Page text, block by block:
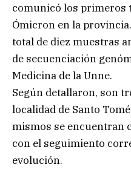
comunicó los primeros
Ómicron en la
total de diez muestras
de secuenciación
Medicina de la Unne.
Según detallaron, son
localidad de Santo
mismos se encuentran
con el seguimiento
evolución.